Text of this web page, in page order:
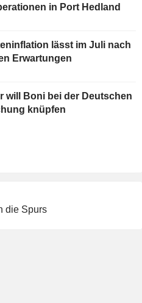
in Port Hedland
lässt im Juli nach
Erwartungen
will Boni bei der Deutschen
knüpfen
die Spurs